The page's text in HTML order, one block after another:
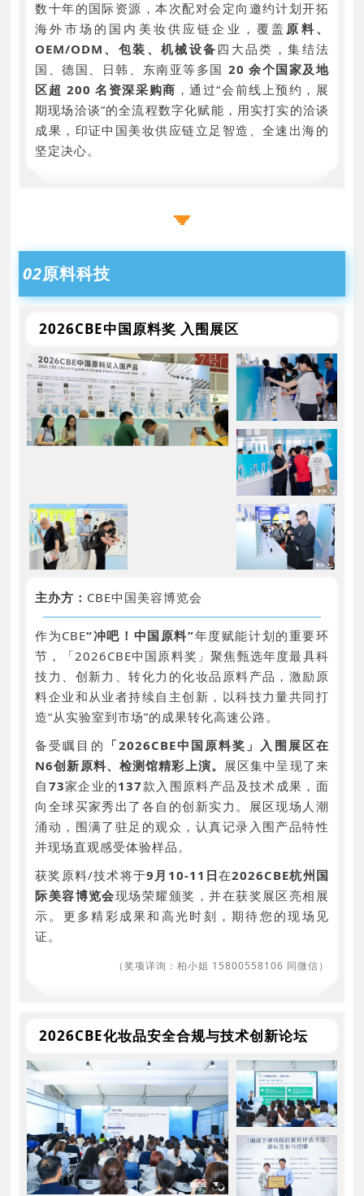
数十年的国际资源，本次配对会定向邀约计划开拓
海外市场的国内美妆供应链企业，覆盖 原料、
OEM/ODM、包装、机械设备四大品类，集结法
国、德国、日韩、东南亚等多国 20 余个国家及地
区超 200 名资深采购商 ，通过“会前线上预约，展
期现场洽谈”的全流程数字化赋能，用实打实的洽谈
成果，印证中国美妆供应链立足智造、全速出海的
坚定决心。
02原料科技
2026CBE中国原料奖 入围展区
主办方： CBE中国美容博览会
作为CBE“冲吧！中国原料”年度赋能计划的重要环
节，「2026CBE中国原料奖」聚焦甄选年度最具科
技力、创新力、转化力的化妆品原料产品，激励原
料企业和从业者持续自主创新，以科技力量共同打
造“从实验室到市场”的成果转化高速公路。
备受瞩目的 「2026CBE中国原料奖」入围展区在
N6创新原料、检测馆精彩上演。
展区集中呈现了来
自 73家企业的137款入围原料产品及技术成果，面
向全球买家秀出了各自的创新实力。展区现场人潮
涌动，围满了驻足的观众，认真记录入围产品特性
并现场直观感受体验样品。
获奖原料/技术将于9月10-11日在2026CBE杭州国
际美容博览会现场荣耀颁奖，并在获奖展区亮相展
示。更多精彩成果和高光时刻，期待您的现场见
证。
（奖项详询：柏小姐 15800558106 同微信）
2026CBE化妆品安全合规与技术创新论坛